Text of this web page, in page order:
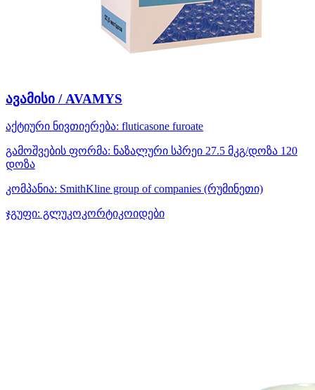
ავამისი / AVAMYS
აქტიური ნივთიერება: fluticasone furoate
გამოშვების ფორმა: ნაზალური სპრეი 27.5 მკგ/დოზა 120
დოზა
კომპანია: SmithKline group of companies (რუმინეთი)
ჯგუფი: გლუკოკორტიკოიდები